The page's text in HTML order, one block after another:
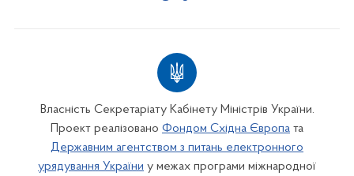
Власність Секретаріату Кабінету Міністрів України.
Проект реалізовано Фондом Східна Європа та
Державним агентством з питань електронного
урядування України у межах програми міжнародної